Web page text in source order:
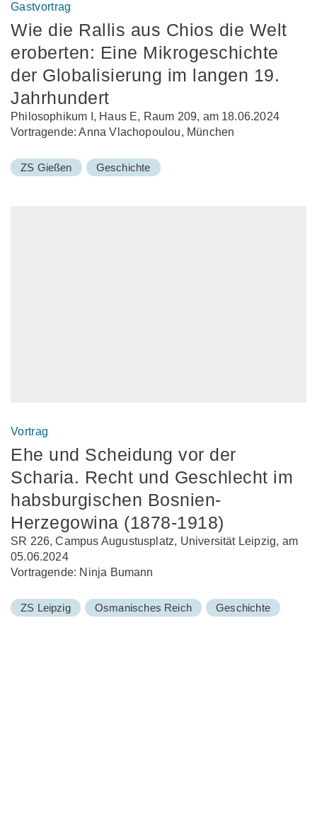
Gastvortrag
Wie die Rallis aus Chios die Welt
eroberten: Eine Mikrogeschichte
der Globalisierung im langen 19.
Jahrhundert
Philosophikum I, Haus E, Raum 209, am 18.06.2024
Vortragende: Anna Vlachopoulou, München
ZS Gießen Geschichte
Vortrag
Ehe und Scheidung vor der
Scharia. Recht und Geschlecht im
habsburgischen Bosnien-
Herzegowina (1878-1918)
SR 226, Campus Augustusplatz, Universität Leipzig, am
05.06.2024
Vortragende: Ninja Bumann
ZS Leipzig Osmanisches Reich Geschichte